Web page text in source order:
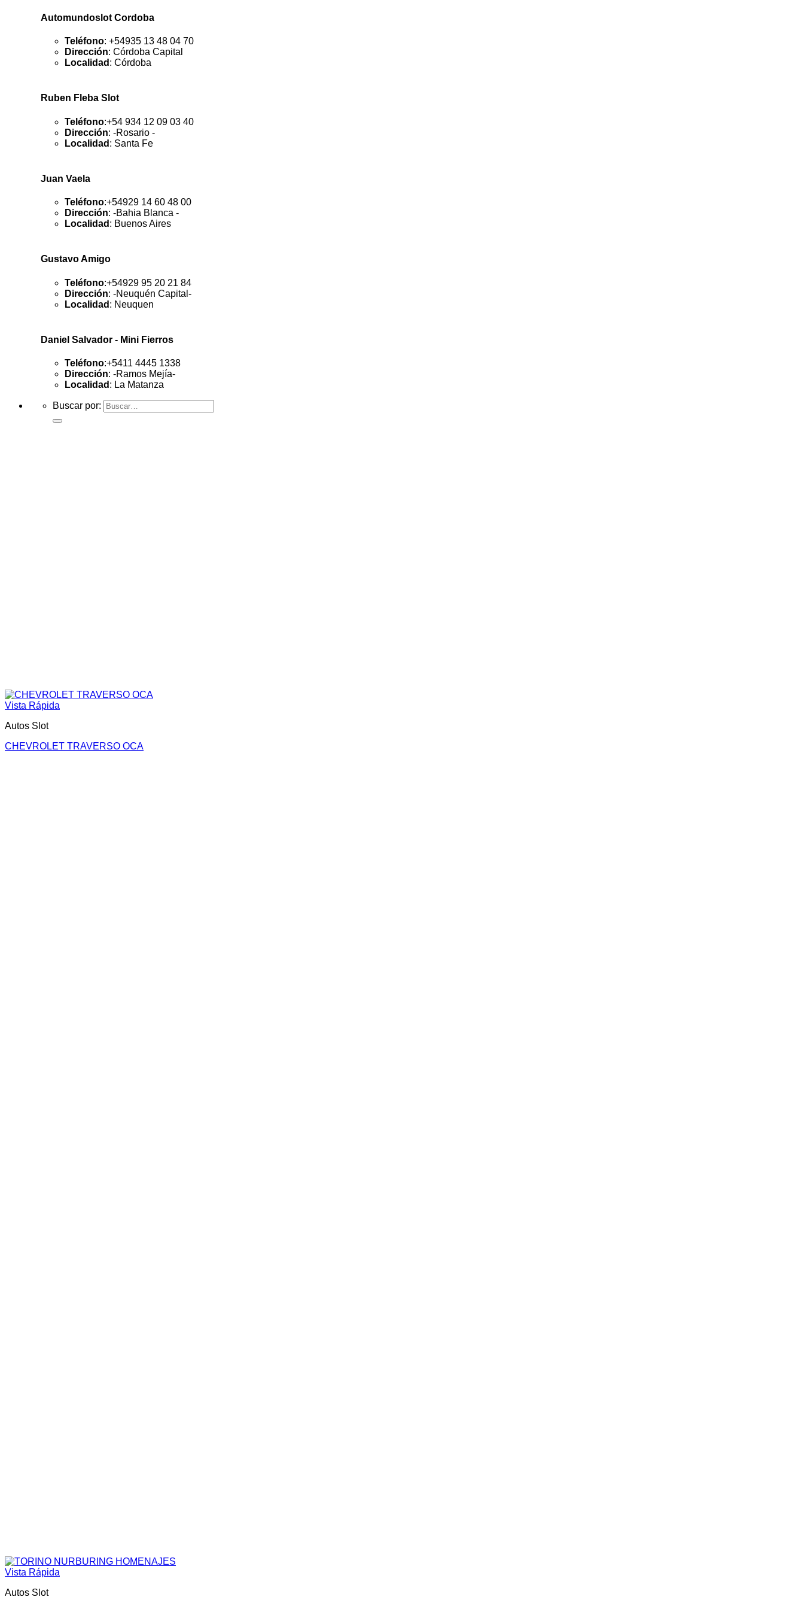
Automundoslot Cordoba
Teléfono: +54935 13 48 04 70
Dirección: Córdoba Capital
Localidad : Córdoba
Ruben Fleba Slot
Teléfono:+54 934 12 09 03 40
Dirección: -Rosario -
Localidad : Santa Fe
Juan Vaela
Teléfono:+54929 14 60 48 00
Dirección: -Bahia Blanca -
Localidad : Buenos Aires
Gustavo Amigo
Teléfono:+54929 95 20 21 84
Dirección: -Neuquén Capital-
Localidad : Neuquen
Daniel Salvador - Mini Fierros
Teléfono:+5411 4445 1338
Dirección: -Ramos Mejía-
Localidad : La Matanza
Buscar por:
Vista Rápida
Autos Slot
CHEVROLET TRAVERSO OCA
Vista Rápida
Autos Slot